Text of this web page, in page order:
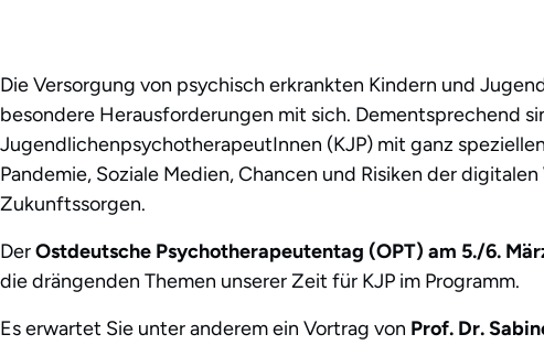
Die Versorgung von psychisch erkrankten Kindern und
besondere Herausforderungen mit sich. Dementsprechend
JugendlichenpsychotherapeutInnen (KJP) mit ganz
Pandemie, Soziale Medien, Chancen und Risiken der
Zukunftssorgen.
DerOstdeutsche Psychotherapeutentag (OPT) am 5./6.
die drängenden Themen unserer Zeit für KJP im Programm.
Es erwartet Sie unter anderem ein Vortrag von Prof. Dr.